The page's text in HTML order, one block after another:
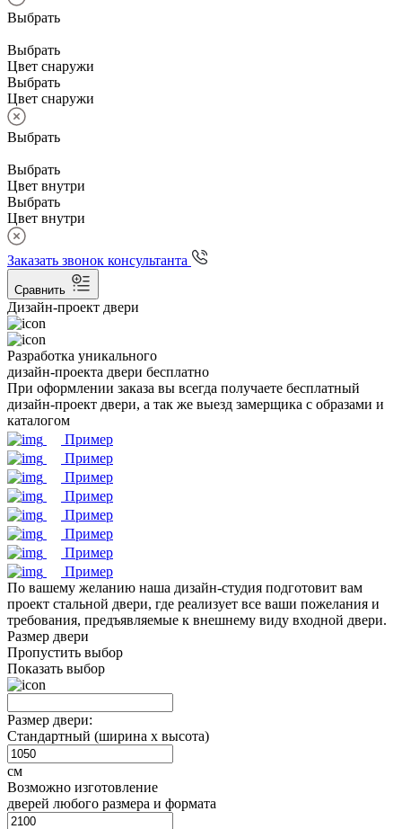
Выбрать
Выбрать
Цвет снаружи
Выбрать
Цвет снаружи
Выбрать
Выбрать
Цвет внутри
Выбрать
Цвет внутри
Заказать звонок консультанта
Сравнить
Дизайн-проект двери
Разработка уникального
дизайн-проекта двери бесплатно
При оформлении заказа вы всегда получаете бесплатный
дизайн-проект двери, а так же выезд замерщика с образами и
каталогом
Пример
Пример
Пример
Пример
Пример
Пример
Пример
Пример
По вашему желанию наша дизайн-студия подготовит вам
проект стальной двери, где реализует все ваши пожелания и
требования, предъявляемые к внешнему виду входной двери.
Размер двери
Пропустить выбор
Показать выбор
Размер двери:
Стандартный (ширина х высота)
см
Возможно изготовление
дверей любого размера и формата